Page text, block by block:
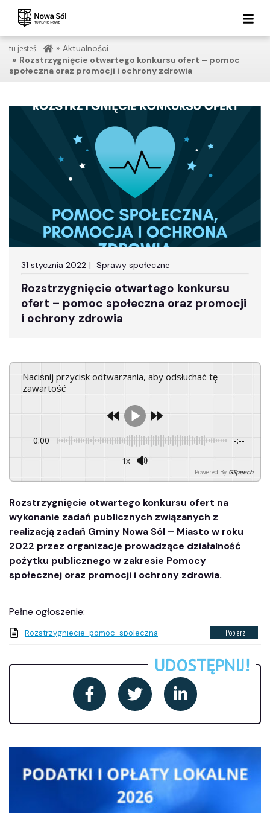
Aktualności
Rozstrzygnięcie otwartego konkursu ofert – pomoc
społeczna oraz promocji i ochrony zdrowia
31 stycznia 2022 Sprawy społeczne
Rozstrzygnięcie otwartego konkursu
ofert – pomoc społeczna oraz promocji
i ochrony zdrowia
Naciśnij przycisk odtwarzania, aby odsłuchać tę
zawartość
0:00 -:--
1x
Powered By GSpeech
Rozstrzygnięcie otwartego konkursu ofert na
wykonanie zadań publicznych związanych z
realizacją zadań Gminy Nowa Sól – Miasto w roku
2022 przez organizacje prowadzące działalność
pożytku publicznego w zakresie Pomocy
społecznej oraz promocji i ochrony zdrowia.
Pełne ogłoszenie:
Rozstrzygniecie-pomoc-spoleczna Pobierz